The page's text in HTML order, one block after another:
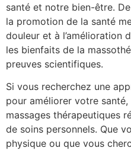
santé et notre bien-être.
la promotion de la santé
douleur et à l’amélioration
les bienfaits de la
preuves scientifiques.
Si vous recherchez une
pour améliorer votre
massages thérapeutiques
de soins personnels. Que
physique ou que vous